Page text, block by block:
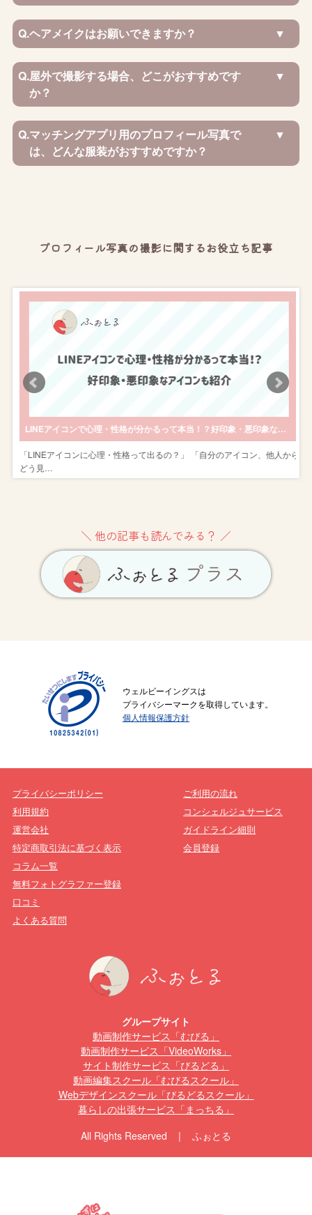
Q.ヘアメイクはお願いできますか？
Q.屋外で撮影する場合、どこがおすすめです
か？
Q.マッチングアプリ用のプロフィール写真で
は、どんな服装がおすすめですか？
プロフィール写真の撮影に関するお役立ち記事
LINEアイコンで心理・性格が分かるって本当！？好印象・悪印象なアイコンも紹介
「LINEアイコンに心理・性格って出るの？」 「自分のアイコン、他人から
どう見…
＼ 他の記事も読んでみる？ ／
ウェルビーイングスは
プライバシーマークを取得しています。
個人情報保護方針
プライバシーポリシー
利用規約
運営会社
特定商取引法に基づく表示
ご利用の流れ
コンシェルジュサービス
ガイドライン細則
会員登録
コラム一覧
無料フォトグラファー登録
口コミ
よくある質問
グループサイト
動画制作サービス「むびる」
動画制作サービス「VideoWorks」
サイト制作サービス「びるどる」
動画編集スクール「むびるスクール」
Webデザインスクール「びるどるスクール」
暮らしの出張サービス「まっちる」
All Rights Reserved | ふぉとる